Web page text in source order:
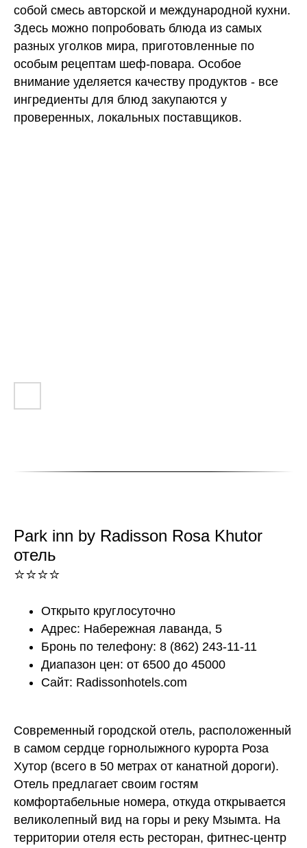
собой смесь авторской и международной кухни.
Здесь можно попробовать блюда из самых
разных уголков мира, приготовленные по
особым рецептам шеф-повара. Особое
внимание уделяется качеству продуктов - все
ингредиенты для блюд закупаются у
проверенных, локальных поставщиков.
Park inn by Radisson Rosa Khutor
отель
⭐⭐⭐⭐
Открыто круглосуточно
Адрес: Набережная лаванда, 5
Бронь по телефону: 8 (862) 243-11-11
Диапазон цен: от 6500 до 45000
Сайт: Radissonhotels.com
Современный городской отель, расположенный
в самом сердце горнолыжного курорта Роза
Хутор (всего в 50 метрах от канатной дороги).
Отель предлагает своим гостям
комфортабельные номера, откуда открывается
великолепный вид на горы и реку Мзымта. На
территории отеля есть ресторан, фитнес-центр